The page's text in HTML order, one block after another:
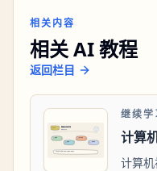
相关内容
相关 AI 教程
返回栏目
继续学
计算
计算机